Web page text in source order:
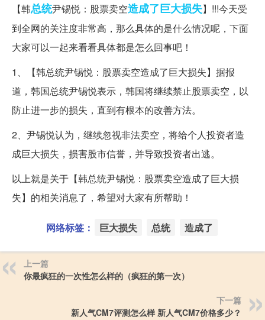
【韩总统尹锡悦：股票卖空造成了巨大损失】!!!今天受
到全网的关注度非常高，那么具体的是什么情况呢，下面
大家可以一起来看看具体都是怎么回事吧！
1、【韩总统尹锡悦：股票卖空造成了巨大损失】据报
道，韩国总统尹锡悦表示，韩国将继续禁止股票卖空，以
防止进一步的损失，直到有根本的改善方法。
2、尹锡悦认为，继续忽视非法卖空，将给个人投资者造
成巨大损失，损害股市信誉，并导致投资者出逃。
以上就是关于【韩总统尹锡悦：股票卖空造成了巨大损
失】的相关消息了，希望对大家有所帮助！
网络标签： 巨大损失 总统 造成了
上一篇
你最疯狂的一次性怎么样的（疯狂的第一次）
下一篇
新人气CM7评测怎么样 新人气CM7价格多少？